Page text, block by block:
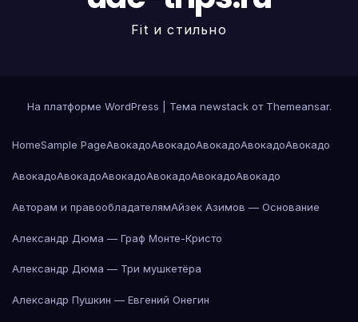
Fit и стильно
На платформе WordPress Тема newstack от Themeansar.
HomeSample PageАвокадоАвокадоАвокадоАвокадоАвокадо
АвокадоАвокадоАвокадоАвокадоАвокадоАвокадо
Авторам и правообладателямАйзек Азимов — Основание
Александр Дюма — Граф Монте-Кристо
Александр Дюма — Три мушкетёра
Александр Пушкин — Евгений Онегин